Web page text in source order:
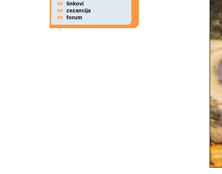
linkovi
zezancija
forum